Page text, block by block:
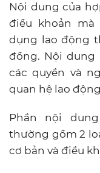
Nội dung của
điều khoản
dụng lao động
đồng. Nội dung
các quyền và
quan hệ lao
Phần nội
thường gồm 2
cơ bản và điều